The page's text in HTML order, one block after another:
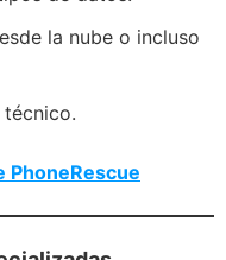
la nube o incluso
PhoneRescue